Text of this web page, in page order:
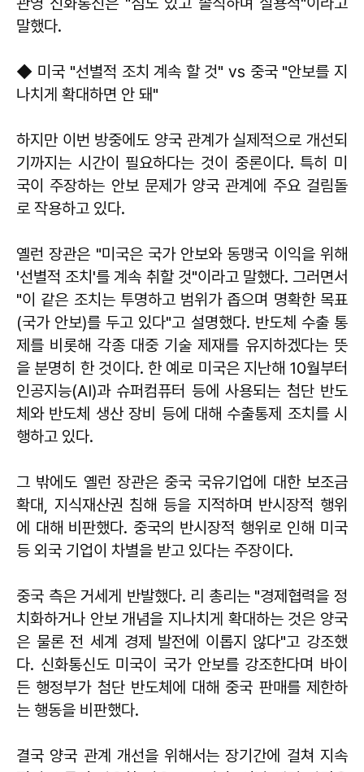
말했다.
◆ 미국 "선별적 조치 계속 할 것" vs 중국 "안보를 지
나치게 확대하면 안 돼"
하지만 이번 방중에도 양국 관계가 실제적으로 개선되
기까지는 시간이 필요하다는 것이 중론이다. 특히 미
국이 주장하는 안보 문제가 양국 관계에 주요 걸림돌
로 작용하고 있다.
옐런 장관은 "미국은 국가 안보와 동맹국 이익을 위해
'선별적 조치'를 계속 취할 것"이라고 말했다. 그러면서
"이 같은 조치는 투명하고 범위가 좁으며 명확한 목표
(국가 안보)를 두고 있다"고 설명했다. 반도체 수출 통
제를 비롯해 각종 대중 기술 제재를 유지하겠다는 뜻
을 분명히 한 것이다. 한 예로 미국은 지난해 10월부터
인공지능(AI)과 슈퍼컴퓨터 등에 사용되는 첨단 반도
체와 반도체 생산 장비 등에 대해 수출통제 조치를 시
행하고 있다.
그 밖에도 옐런 장관은 중국 국유기업에 대한 보조금
확대, 지식재산권 침해 등을 지적하며 반시장적 행위
에 대해 비판했다. 중국의 반시장적 행위로 인해 미국
등 외국 기업이 차별을 받고 있다는 주장이다.
중국 측은 거세게 반발했다. 리 총리는 "경제협력을 정
치화하거나 안보 개념을 지나치게 확대하는 것은 양국
은 물론 전 세계 경제 발전에 이롭지 않다"고 강조했
다. 신화통신도 미국이 국가 안보를 강조한다며 바이
든 행정부가 첨단 반도체에 대해 중국 판매를 제한하
는 행동을 비판했다.
결국 양국 관계 개선을 위해서는 장기간에 걸쳐 지속